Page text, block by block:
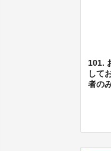
101.
して
者のみ